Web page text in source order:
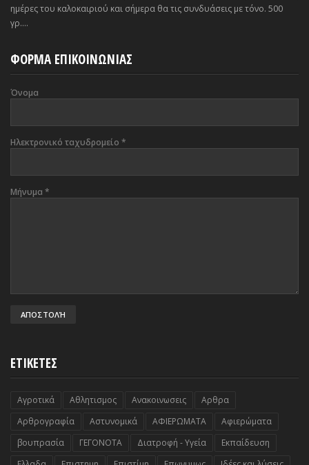
ημέρες του καλοκαιριού και σήμερα θα τις συνδυάσεις με τόνο. 500
γρ....
ΦΟΡΜΑ ΕΠΙΚΟΙΝΩΝΙΑΣ
Όνομα
Ηλεκτρονικό ταχυδρομείο *
Μήνυμα *
ΕΤΙΚΕΤΕΣ
Αγροτικά Αθλητισμος Ανακοινωσεις
Αρθρα
Αρθρογραφία
Αστυνομικά ΑΦΙΕΡΩΜΑΤΑ
Αφιερώματα
βουπρασία
ΓΕΓΟΝΟΤΑ Διατροφή - Υγεία
Εκπαίδευση